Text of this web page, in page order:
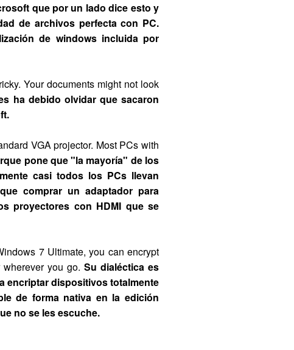
que por un lado dice esto y
de archivos perfecta con PC.
de windows incluida por
Your documents might not look
ha debido olvidar que sacaron
VGA projector. Most PCs with
pone que "la mayoría" de los
casi todos los PCs llevan
comprar un adaptador para
proyectores con HDMI que se
7 Ultimate, you can encrypt
you go. Su dialéctica es
encriptar dispositivos totalmente
de forma nativa en la edición
no se les escuche.